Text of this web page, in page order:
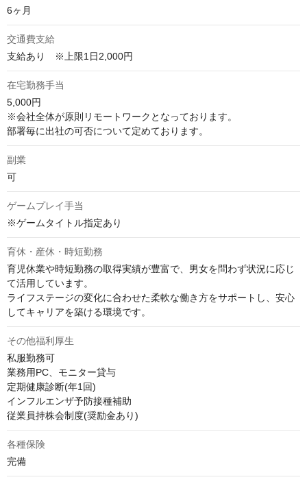
6ヶ月
交通費支給
支給あり　※上限1日2,000円
在宅勤務手当
5,000円
※会社全体が原則リモートワークとなっております。
部署毎に出社の可否について定めております。
副業
可
ゲームプレイ手当
※ゲームタイトル指定あり
育休・産休・時短勤務
育児休業や時短勤務の取得実績が豊富で、男女を問わず状況に応じ
て活用しています。
ライフステージの変化に合わせた柔軟な働き方をサポートし、安心
してキャリアを築ける環境です。
その他福利厚生
私服勤務可
業務用PC、モニター貸与
定期健康診断(年1回)
インフルエンザ予防接種補助
従業員持株会制度(奨励金あり)
各種保険
完備